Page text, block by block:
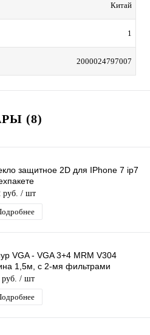
Китай
1
2000024797007
(8)
защитное 2D для IPhone 7 ip7
руб. / шт
VGA - VGA 3+4 MRM V304
1,5м, с 2-мя фильтрами
руб. / шт